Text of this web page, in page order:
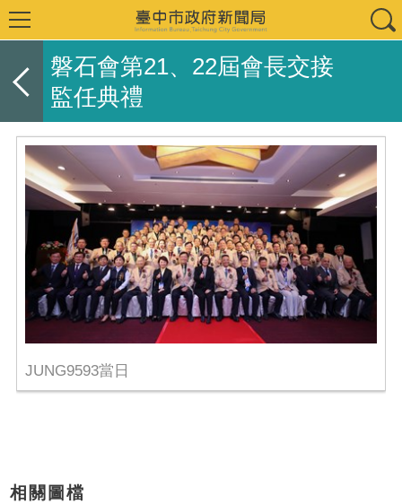
磐石會第21、22屆會長交接
監任典禮
JUNG9593當日
相關圖檔